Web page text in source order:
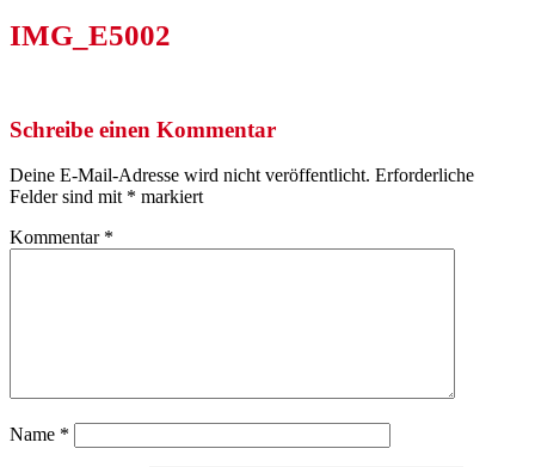
IMG_E5002
Schreibe einen Kommentar
Deine E-Mail-Adresse wird nicht veröffentlicht. Erforderliche
Felder sind mit * markiert
Kommentar *
Name *